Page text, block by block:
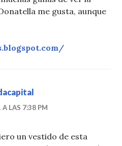
me gusta, aunque
LAS 7:38 PM
un vestido de esta